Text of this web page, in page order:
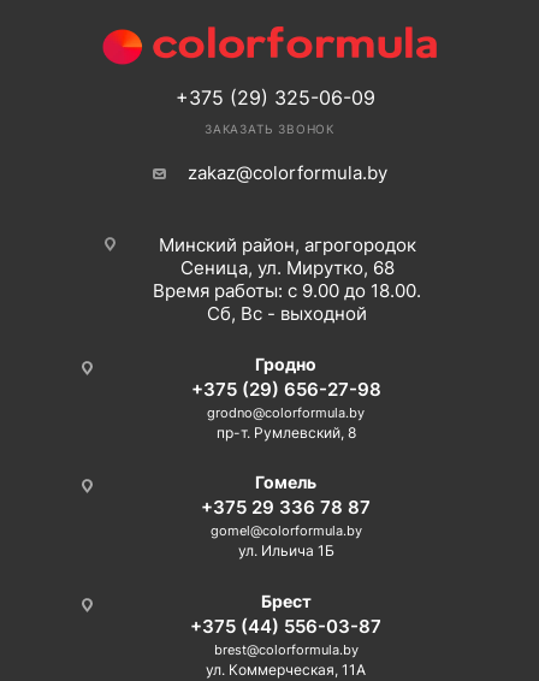
+375 (29) 325-06-09
ЗАКАЗАТЬ ЗВОНОК
zakaz@colorformula.by
Минский район, агрогородок
Сеница, ул. Мирутко, 68
Время работы: с 9.00 до 18.00.
Сб, Вс - выходной
Гродно
+375 (29) 656-27-98
grodno@colorformula.by
пр-т. Румлевский, 8
Гомель
+375 29 336 78 87
gomel@colorformula.by
ул. Ильича 1Б
Брест
+375 (44) 556-03-87
brest@colorformula.by
ул. Коммерческая, 11А